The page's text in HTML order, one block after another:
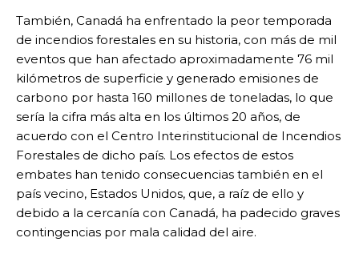
También, Canadá ha enfrentado la peor temporada
de incendios forestales en su historia, con más de mil
eventos que han afectado aproximadamente 76 mil
kilómetros de superficie y generado emisiones de
carbono por hasta 160 millones de toneladas, lo que
sería la cifra más alta en los últimos 20 años, de
acuerdo con el Centro Interinstitucional de Incendios
Forestales de dicho país. Los efectos de estos
embates han tenido consecuencias también en el
país vecino, Estados Unidos, que, a raíz de ello y
debido a la cercanía con Canadá, ha padecido graves
contingencias por mala calidad del aire.